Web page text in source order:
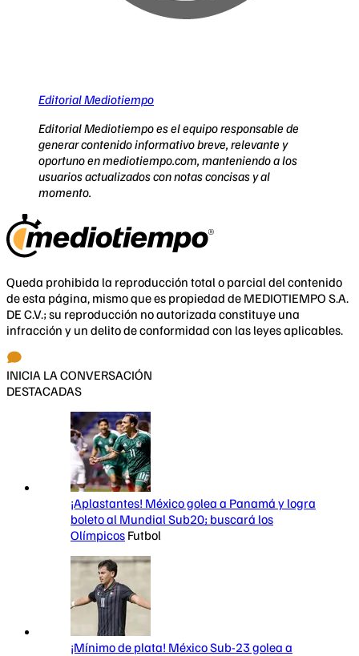
Editorial Mediotiempo
Editorial Mediotiempo es el equipo responsable de
generar contenido informativo breve, relevante y
oportuno en mediotiempo.com, manteniendo a los
usuarios actualizados con notas concisas y al
momento.
Queda prohibida la reproducción total o parcial del contenido
de esta página, mismo que es propiedad de MEDIOTIEMPO S.A.
DE C.V.; su reproducción no autorizada constituye una
infracción y un delito de conformidad con las leyes aplicables.
INICIA LA CONVERSACIÓN
DESTACADAS
¡Aplastantes! México golea a Panamá y logra
boleto al Mundial Sub20; buscará los
Olímpicos Futbol
¡Mínimo de plata! México Sub-23 golea a